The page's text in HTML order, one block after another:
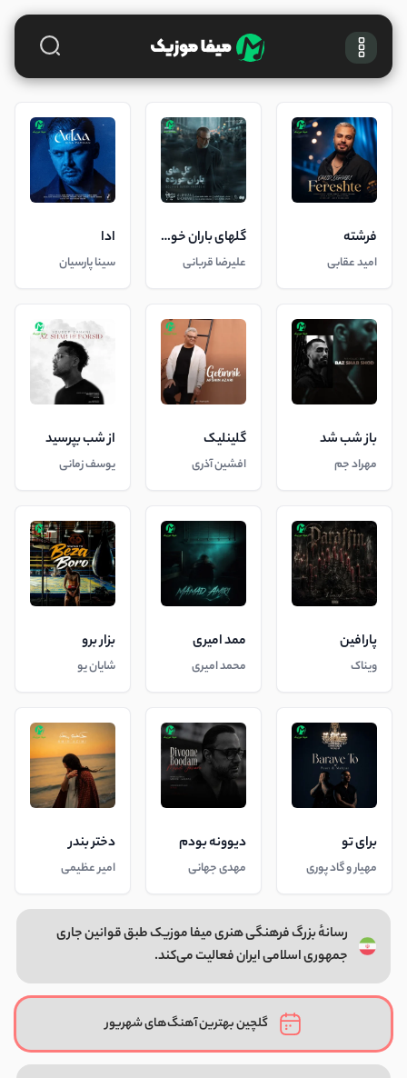
فرشته
امید عقابی
گلهای باران خورده
علیرضا قربانی
ادا
سینا پارسیان
باز شب شد
مهراد جم
گلینلیک
افشین آذری
از شب بپرسید
یوسف زمانی
پارافین
ویناک
ممد امیری
محمد امیری
بزار برو
شایان یو
برای تو
مهیار و گاد پوری
دیوونه بودم
مهدی جهانی
دختر بندر
امیر عظیمی
رسانهٔ بزرگ فرهنگی هنری میفا موزیک طبق قوانین جاری
جمهوری اسلامی ایران فعالیت می‌کند.
گلچین بهترین آهنگ‌های شهریور